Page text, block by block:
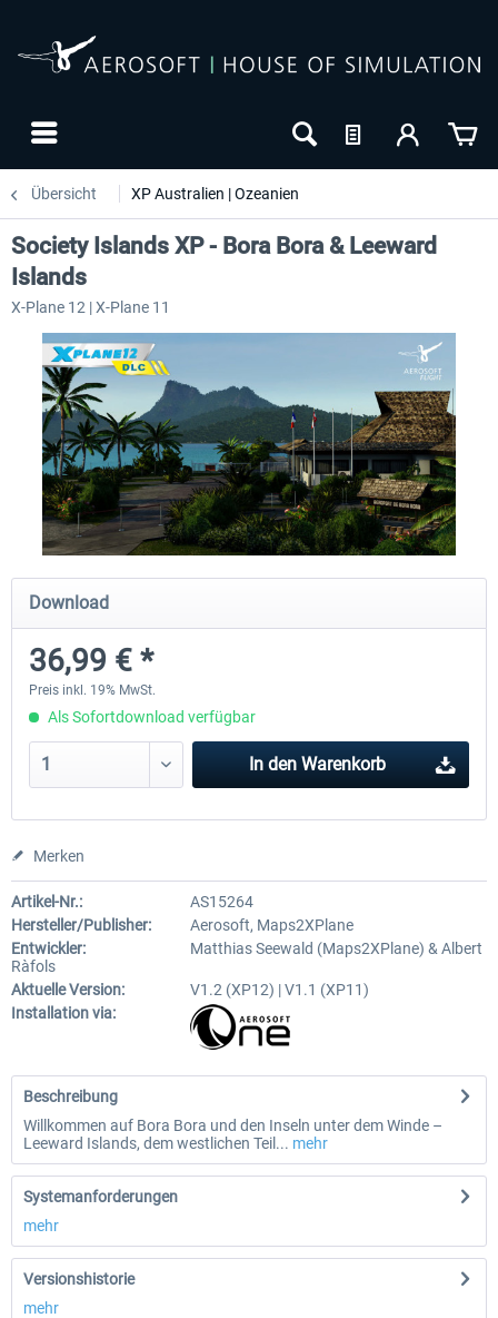
Übersicht XP Australien | Ozeanien
Leeward Islands
36,99 € *
Society Islands XP - Bora Bora & Leeward
Islands
X-Plane 12 | X-Plane 11
Download
36,99 € *
Preis inkl. 19% MwSt.
Als Sofortdownload verfügbar
In den Warenkorb
Merken
Artikel-Nr.:
AS15264
Hersteller/Publisher:
Aerosoft, Maps2XPlane
Entwickler:
Matthias Seewald (Maps2XPlane) & Albert
Ràfols
Aktuelle Version:
V1.2 (XP12) | V1.1 (XP11)
Installation via:
Beschreibung
Willkommen auf Bora Bora und den Inseln unter dem Winde –
Leeward Islands, dem westlichen Teil... mehr
Systemanforderungen
mehr
Versionshistorie
mehr